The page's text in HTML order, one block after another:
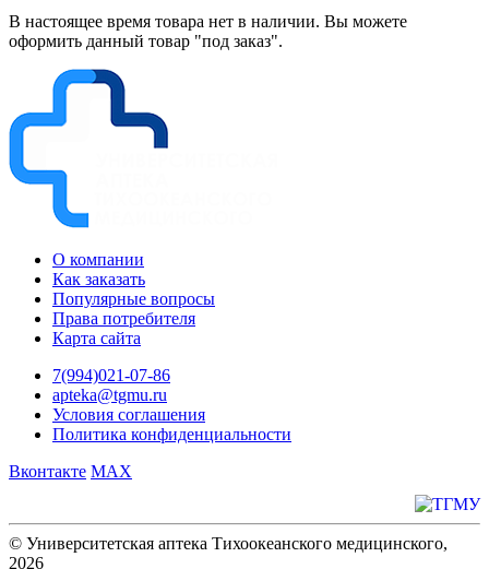
В настоящее время товара нет в наличии. Вы можете
оформить данный товар "под заказ".
О компании
Как заказать
Популярные вопросы
Права потребителя
Карта сайта
7(994)021-07-86
apteka@tgmu.ru
Условия соглашения
Политика конфиденциальности
Вконтакте MAX
© Университетская аптека Тихоокеанского медицинского,
2026